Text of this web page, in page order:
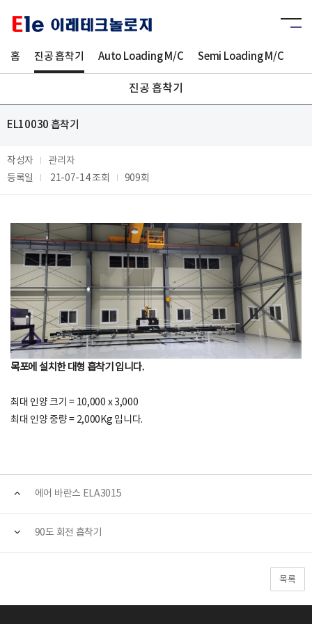
홈 진공 흡착기 Auto Loading M/C Semi Loading M/C
진공 흡착기
EL10030 흡착기
작성자
관리자
등록일
21-07-14조회 909회
목포에 설치한 대형 흡착기 입니다.
최대 인양 크기 = 10,000 x 3,000
최대 인양 중량 = 2,000Kg 입니다.
에어 바란스 ELA3015
90도 회전 흡착기
목록